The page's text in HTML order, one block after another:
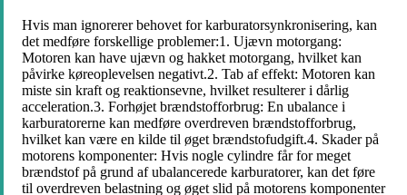
Hvis man ignorerer behovet for karburatorsynkronisering, kan
det medføre forskellige problemer:1. Ujævn motorgang:
Motoren kan have ujævn og hakket motorgang, hvilket kan
påvirke køreoplevelsen negativt.2. Tab af effekt: Motoren kan
miste sin kraft og reaktionsevne, hvilket resulterer i dårlig
acceleration.3. Forhøjet brændstofforbrug: En ubalance i
karburatorerne kan medføre overdreven brændstofforbrug,
hvilket kan være en kilde til øget brændstofudgift.4. Skader på
motorens komponenter: Hvis nogle cylindre får for meget
brændstof på grund af ubalancerede karburatorer, kan det føre
til overdreven belastning og øget slid på motorens komponenter